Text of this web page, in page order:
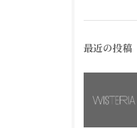
最近の投稿